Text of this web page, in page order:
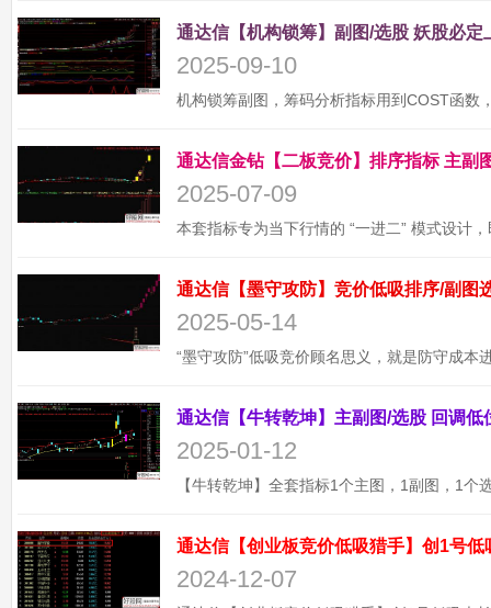
2025-09-10
2025-07-09
2025-05-14
2025-01-12
通达信【创业板竞价低吸猎手】创1号
2024-12-07